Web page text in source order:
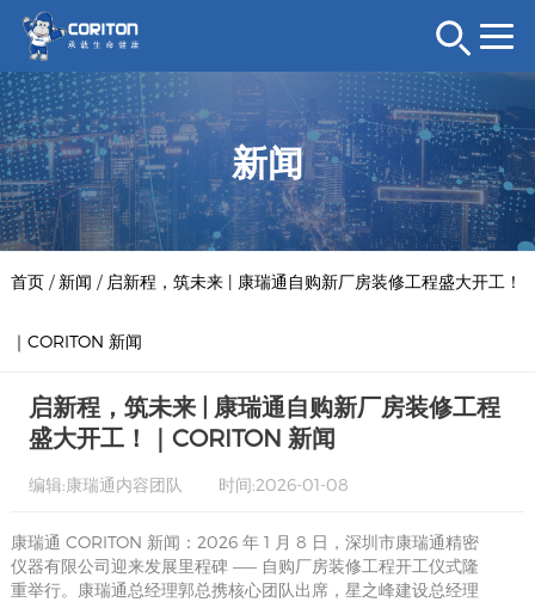
新闻
首页/ 新闻 / 启新程，筑未来 | 康瑞通自购新厂房装修工程盛大开工！
｜CORITON 新闻
启新程，筑未来 | 康瑞通自购新厂房装修工程
盛大开工！｜CORITON 新闻
编辑:康瑞通内容团队 时间:2026-01-08
康瑞通 CORITON 新闻：2026 年 1 月 8 日，深圳市康瑞通精密
仪器有限公司迎来发展里程碑 —— 自购厂房装修工程开工仪式隆
重举行。康瑞通总经理郭总携核心团队出席，星之峰建设总经理